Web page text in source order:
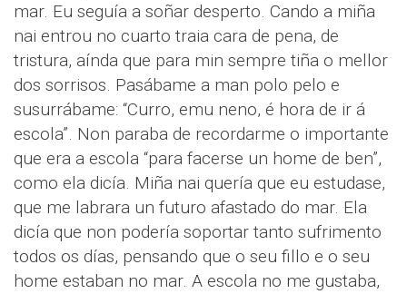
mar. Eu seguía a soñar desperto. Cando a miña
nai entrou no cuarto traia cara de pena, de
tristura, aínda que para min sempre tiña o mellor
dos sorrisos. Pasábame a man polo pelo e
susurrábame: “Curro, emu neno, é hora de ir á
escola”. Non paraba de recordarme o importante
que era a escola “para facerse un home de ben”,
como ela dicía. Miña nai quería que eu estudase,
que me labrara un futuro afastado do mar. Ela
dicía que non podería soportar tanto sufrimento
todos os días, pensando que o seu fillo e o seu
home estaban no mar. A escola no me gustaba,